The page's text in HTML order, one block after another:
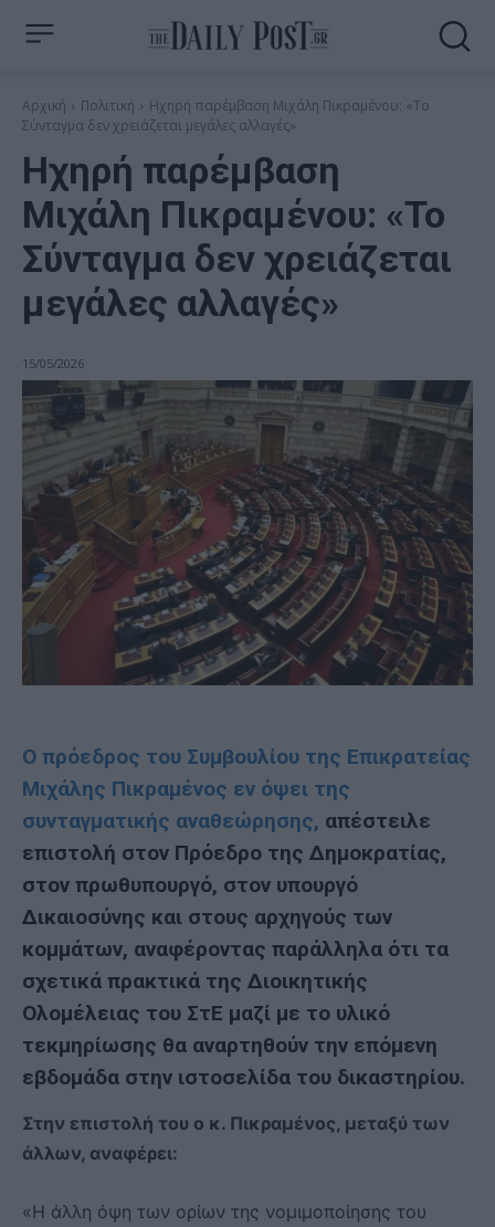
Αρχική Πολιτική
Ηχηρή παρέμβαση Μιχάλη Πικραμένου: «Το
Σύνταγμα δεν χρειάζεται μεγάλες αλλαγές»
Ηχηρή παρέμβαση
Μιχάλη Πικραμένου: «Το
Σύνταγμα δεν χρειάζεται
μεγάλες αλλαγές»
15/05/2026
Ο πρόεδρος του Συμβουλίου της Επικρατείας
Μιχάλης Πικραμένος εν όψει της
συνταγματικής αναθεώρησης, απέστειλε
επιστολή στον Πρόεδρο της Δημοκρατίας,
στον πρωθυπουργό, στον υπουργό
Δικαιοσύνης και στους αρχηγούς των
κομμάτων, αναφέροντας παράλληλα ότι τα
σχετικά πρακτικά της Διοικητικής
Ολομέλειας του ΣτΕ μαζί με το υλικό
τεκμηρίωσης θα αναρτηθούν την επόμενη
εβδομάδα στην ιστοσελίδα του δικαστηρίου.
Στην επιστολή του ο κ. Πικραμένος, μεταξύ των
άλλων, αναφέρει:
«Η άλλη όψη των ορίων της νομιμοποίησης του